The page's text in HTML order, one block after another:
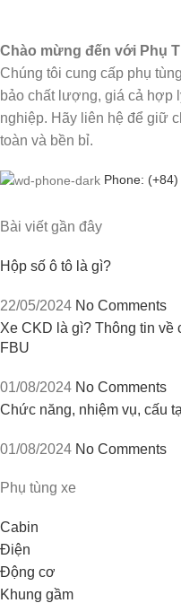
Chào mừng đến với Phụ
Chúng tôi cung cấp phụ
bảo chất lượng, giá cả hợp
nghiệp. Hãy liên hệ để giữ
toàn và bền bỉ.
Phone:
Bài viết gần đây
Hộp số ô tô là gì?
22/05/2024 No Comments
Xe CKD là gì? Thông tin về
FBU
01/08/2024 No Comments
Chức năng, nhiệm vụ, cấu
01/08/2024 No Comments
Phụ tùng xe
Cabin
Điện
Động cơ
Khung gầm